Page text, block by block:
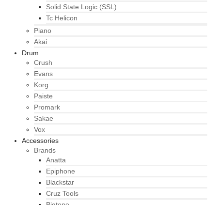
Solid State Logic (SSL)
Tc Helicon
Piano
Akai
Drum
Crush
Evans
Korg
Paiste
Promark
Sakae
Vox
Accessories
Brands
Anatta
Epiphone
Blackstar
Cruz Tools